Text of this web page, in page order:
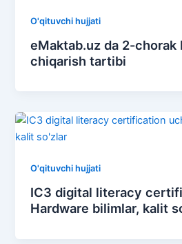
O'qituvchi hujjati
eMaktab.uz da 2-chorak
chiqarish tartibi
O'qituvchi hujjati
IC3 digital literacy
Hardware bilimlar, kalit